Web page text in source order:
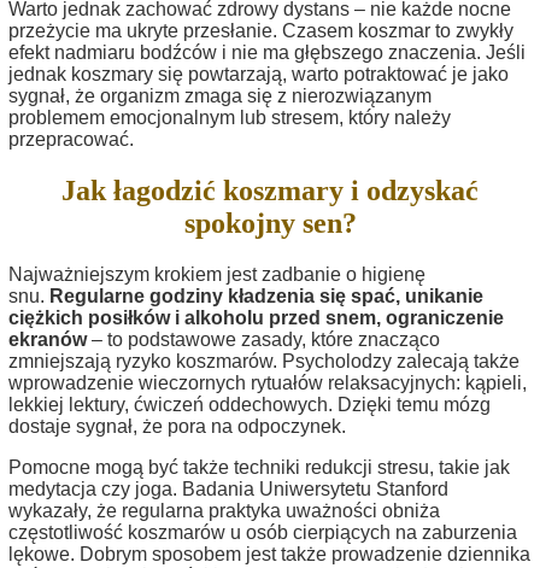
Warto jednak zachować zdrowy dystans – nie każde nocne
przeżycie ma ukryte przesłanie. Czasem koszmar to zwykły
efekt nadmiaru bodźców i nie ma głębszego znaczenia. Jeśli
jednak koszmary się powtarzają, warto potraktować je jako
sygnał, że organizm zmaga się z nierozwiązanym
problemem emocjonalnym lub stresem, który należy
przepracować.
Jak łagodzić koszmary i odzyskać
spokojny sen?
Najważniejszym krokiem jest zadbanie o higienę
snu. Regularne godziny kładzenia się spać, unikanie
ciężkich posiłków i alkoholu przed snem, ograniczenie
ekranów– to podstawowe zasady, które znacząco
zmniejszają ryzyko koszmarów. Psycholodzy zalecają także
wprowadzenie wieczornych rytuałów relaksacyjnych: kąpieli,
lekkiej lektury, ćwiczeń oddechowych. Dzięki temu mózg
dostaje sygnał, że pora na odpoczynek.
Pomocne mogą być także techniki redukcji stresu, takie jak
medytacja czy joga. Badania Uniwersytetu Stanford
wykazały, że regularna praktyka uważności obniża
częstotliwość koszmarów u osób cierpiących na zaburzenia
lękowe. Dobrym sposobem jest także prowadzenie dziennika